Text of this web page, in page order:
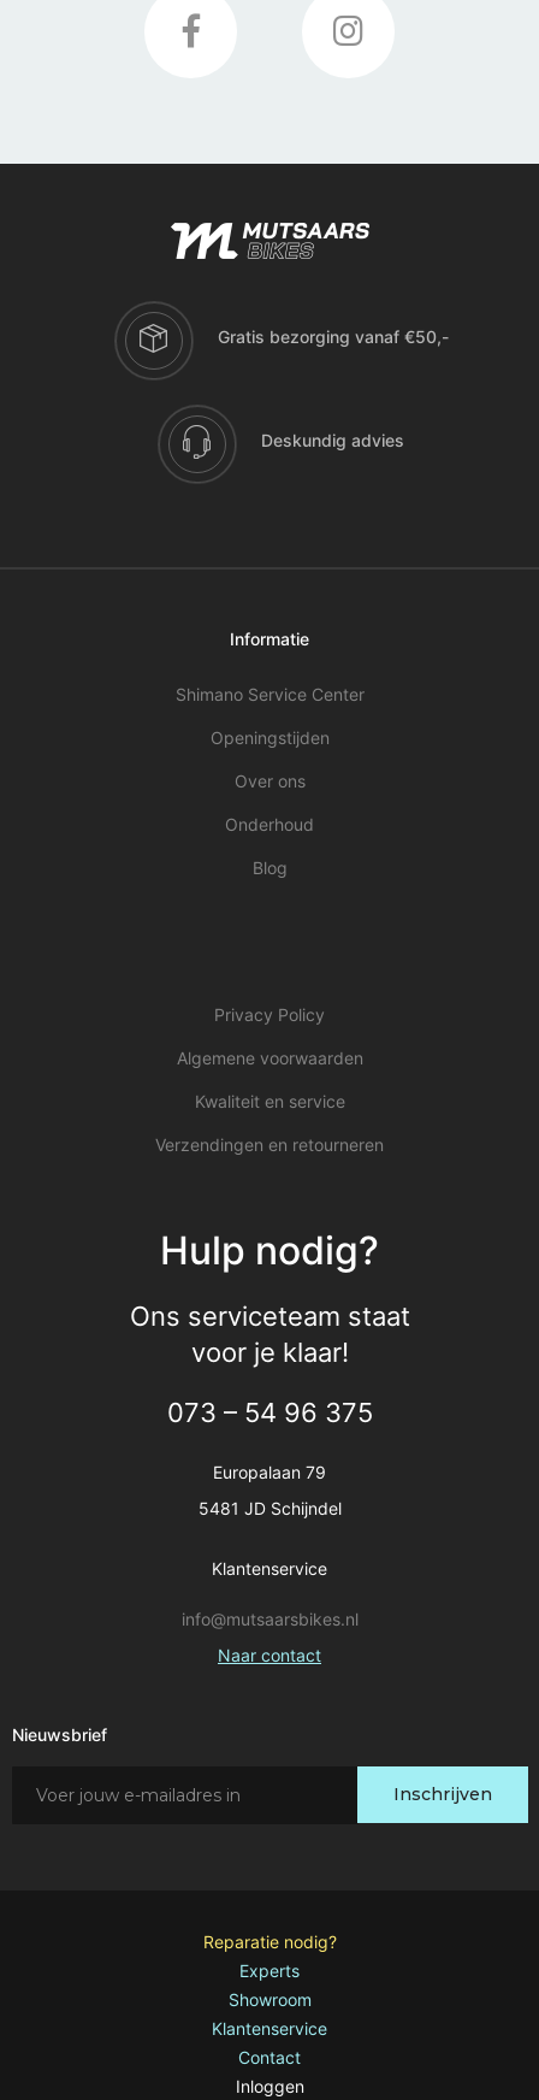
Gratis bezorging vanaf €50,-
Deskundig advies
Informatie
Shimano Service Center
Openingstijden
Over ons
Onderhoud
Blog
Privacy Policy
Algemene voorwaarden
Kwaliteit en service
Verzendingen en retourneren
Hulp nodig?
Ons serviceteam staat
voor je klaar!
073 – 54 96 375
Europalaan 79
5481 JD Schijndel
Klantenservice
info@mutsaarsbikes.nl
Naar contact
Nieuwsbrief
Inschrijven
Reparatie nodig?
Experts
Showroom
Klantenservice
Contact
Inloggen